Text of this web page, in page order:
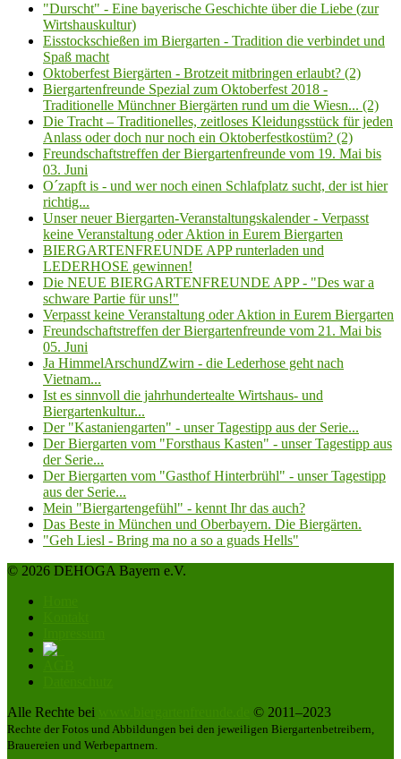
"Durscht" - Eine bayerische Geschichte über die Liebe (zur
Wirtshauskultur)
Eisstockschießen im Biergarten - Tradition die verbindet und
Spaß macht
Oktoberfest Biergärten - Brotzeit mitbringen erlaubt? (2)
Biergartenfreunde Spezial zum Oktoberfest 2018 -
Traditionelle Münchner Biergärten rund um die Wiesn... (2)
Die Tracht – Traditionelles, zeitloses Kleidungsstück für jeden
Anlass oder doch nur noch ein Oktoberfestkostüm? (2)
Freundschaftstreffen der Biergartenfreunde vom 19. Mai bis
03. Juni
O´zapft is - und wer noch einen Schlafplatz sucht, der ist hier
richtig...
Unser neuer Biergarten-Veranstaltungskalender - Verpasst
keine Veranstaltung oder Aktion in Eurem Biergarten
BIERGARTENFREUNDE APP runterladen und
LEDERHOSE gewinnen!
Die NEUE BIERGARTENFREUNDE APP - "Des war a
schware Partie für uns!"
Verpasst keine Veranstaltung oder Aktion in Eurem Biergarten
Freundschaftstreffen der Biergartenfreunde vom 21. Mai bis
05. Juni
Ja HimmelArschundZwirn - die Lederhose geht nach
Vietnam...
Ist es sinnvoll die jahrhundertealte Wirtshaus- und
Biergartenkultur...
Der "Kastaniengarten" - unser Tagestipp aus der Serie...
Der Biergarten vom "Forsthaus Kasten" - unser Tagestipp aus
der Serie...
Der Biergarten vom "Gasthof Hinterbrühl" - unser Tagestipp
aus der Serie...
Mein "Biergartengefühl" - kennt Ihr das auch?
Das Beste in München und Oberbayern. Die Biergärten.
"Geh Liesl - Bring ma no a so a guads Hells"
© 2026 DEHOGA Bayern e.V.
Alle Rechte bei
© 2011–2023
Rechte der Fotos und Abbildungen bei den jeweiligen Biergartenbetreibern,
Brauereien und Werbepartnern.